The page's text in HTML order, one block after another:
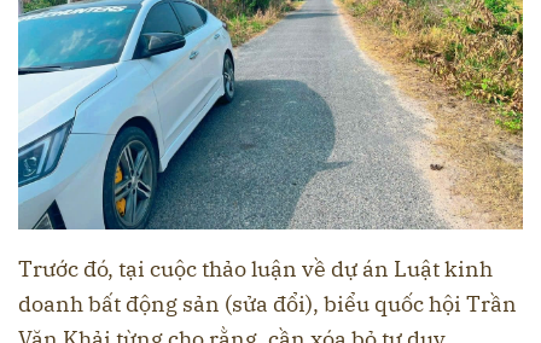
Trước đó, tại cuộc thảo luận về dự án Luật kinh
doanh bất động sản (sửa đổi), biểu quốc hội Trần